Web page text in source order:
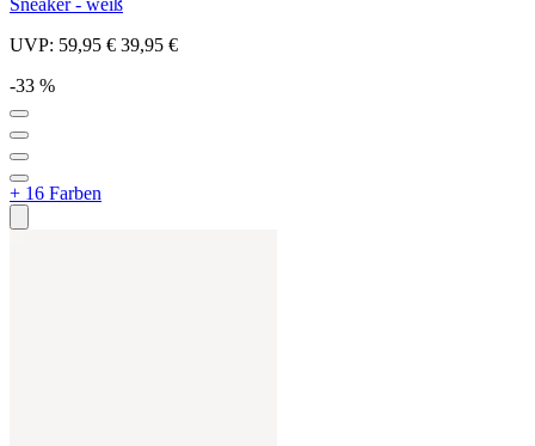
UVP: 59,95 € 39,95 €
-33 %
+ 16 Farben